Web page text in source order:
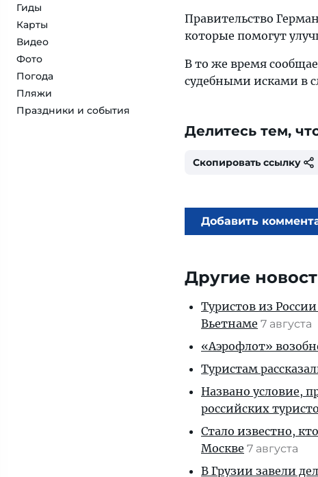
Гиды
Карты
Видео
Фото
Погода
Пляжи
Праздники и события
Правительство
которые помогут
В то же время
судебными исками в
Делитесь тем,
Скопировать ссылку
Добавить
Другие
Туристов из
Вьетнаме 7 августа
«Аэрофлот»
Туристам
Названо условие,
российских
Стало известно,
Москве 7 августа
В Грузии завели